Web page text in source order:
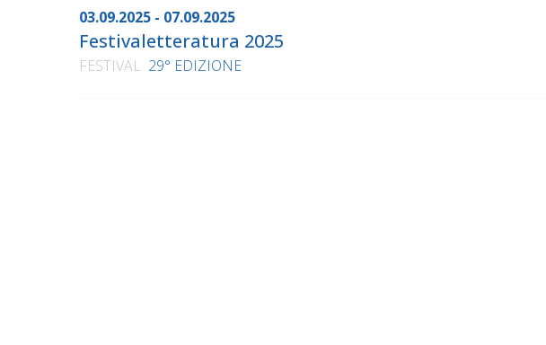
03.09.2025 - 07.09.2025
Festivaletteratura 2025
FESTIVAL 29° EDIZIONE